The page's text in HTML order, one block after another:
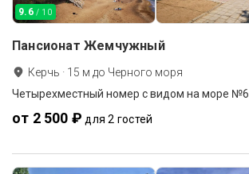
9.6 / 10
Пансионат Жемчужный
Керчь · 15 м до Черного моря
Четырехместный номер с видом на море №6
от 2 500 ₽ для 2 гостей